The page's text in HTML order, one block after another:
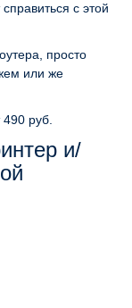
с этой
просто
или же
490 руб.
и/